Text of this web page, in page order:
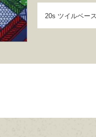
20s ツイルベー